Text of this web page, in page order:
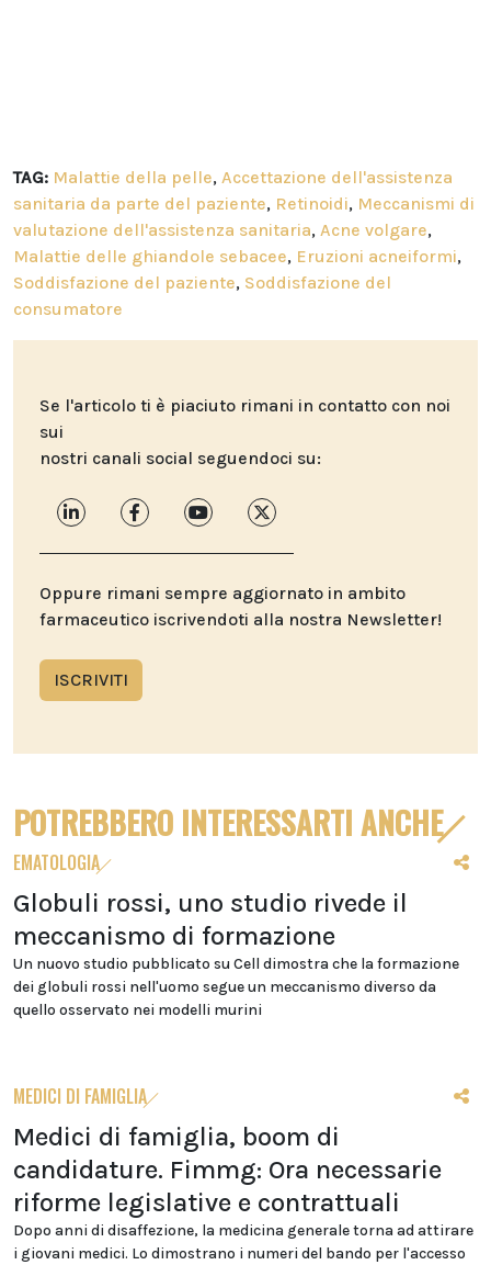
TAG: Malattie della pelle, Accettazione dell'assistenza
sanitaria da parte del paziente, Retinoidi, Meccanismi di
valutazione dell'assistenza sanitaria, Acne volgare,
Malattie delle ghiandole sebacee, Eruzioni acneiformi,
Soddisfazione del paziente, Soddisfazione del
consumatore
Se l'articolo ti è piaciuto rimani in contatto con noi
sui
nostri canali social seguendoci su:
Oppure rimani sempre aggiornato in ambito
farmaceutico iscrivendoti alla nostra Newsletter!
ISCRIVITI
POTREBBERO INTERESSARTI ANCHE
EMATOLOGIA
Globuli rossi, uno studio rivede il
meccanismo di formazione
Un nuovo studio pubblicato su Cell dimostra che la formazione
dei globuli rossi nell'uomo segue un meccanismo diverso da
quello osservato nei modelli murini
MEDICI DI FAMIGLIA
Medici di famiglia, boom di
candidature. Fimmg: Ora necessarie
riforme legislative e contrattuali
Dopo anni di disaffezione, la medicina generale torna ad attirare
i giovani medici. Lo dimostrano i numeri del bando per l'accesso